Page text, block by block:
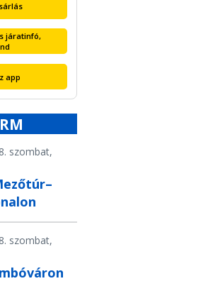
járatinfó,
app
szombat,
szombat,